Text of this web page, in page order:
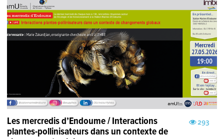
293
Les mercredis d’Endoume / Interactions
plantes-pollinisateurs dans un contexte de